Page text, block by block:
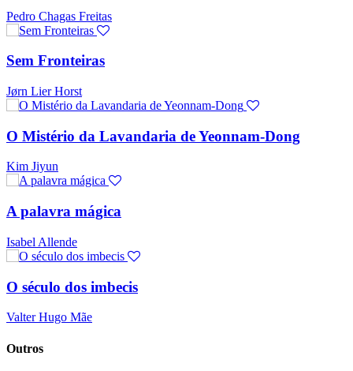
Pedro Chagas Freitas
Sem Fronteiras
Jørn Lier Horst
O Mistério da Lavandaria de Yeonnam-Dong
Kim Jiyun
A palavra mágica
Isabel Allende
O século dos imbecis
Valter Hugo Mãe
Outros